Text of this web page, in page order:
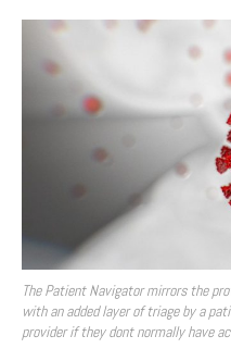
The Patient Navigator mirrors the
with an added layer of triage by a
provider if they dont normally have